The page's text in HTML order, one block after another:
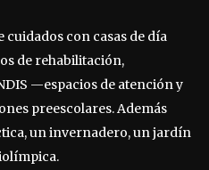
con casas de día
de rehabilitación,
—espacios de atención y
preescolares. Además
un invernadero, un jardín